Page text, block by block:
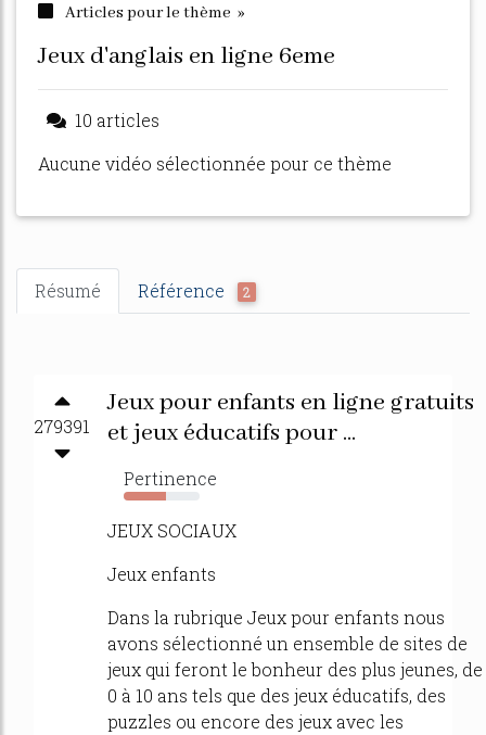
Articles pour le thème »
jeux d'anglais en ligne 6eme
10 articles
Aucune vidéo sélectionnée pour ce thème
Résumé Référence 2
279391
Jeux pour enfants en ligne gratuits
et jeux éducatifs pour ...
Pertinence
55%
JEUX SOCIAUX
Jeux enfants
Dans la rubrique Jeux pour enfants nous
avons sélectionné un ensemble de sites de
jeux qui feront le bonheur des plus jeunes, de
0 à 10 ans tels que des jeux éducatifs, des
puzzles ou encore des jeux avec les